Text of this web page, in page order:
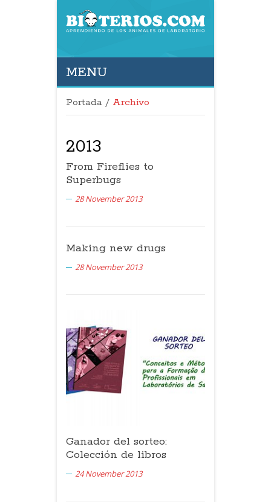
MENU
Portada / Archivo
2013
From Fireflies to
Superbugs
28 November 2013
Making new drugs
28 November 2013
Ganador del sorteo:
Colección de libros
24 November 2013